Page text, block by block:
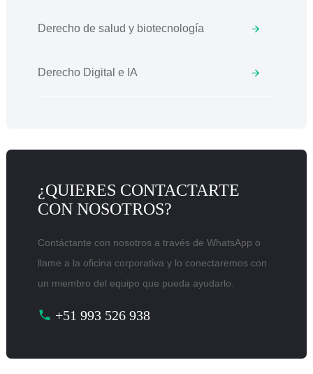
Derecho de salud y biotecnología
Derecho Digital e IA
¿QUIERES CONTACTARTE
CON NOSOTROS?
Contáctante con nosotros a través de WhatsApp o
llame a la oficina corporativa y lo conectaremos con
un miembro del equipo que pueda ayudarlo.
+51 993 526 938